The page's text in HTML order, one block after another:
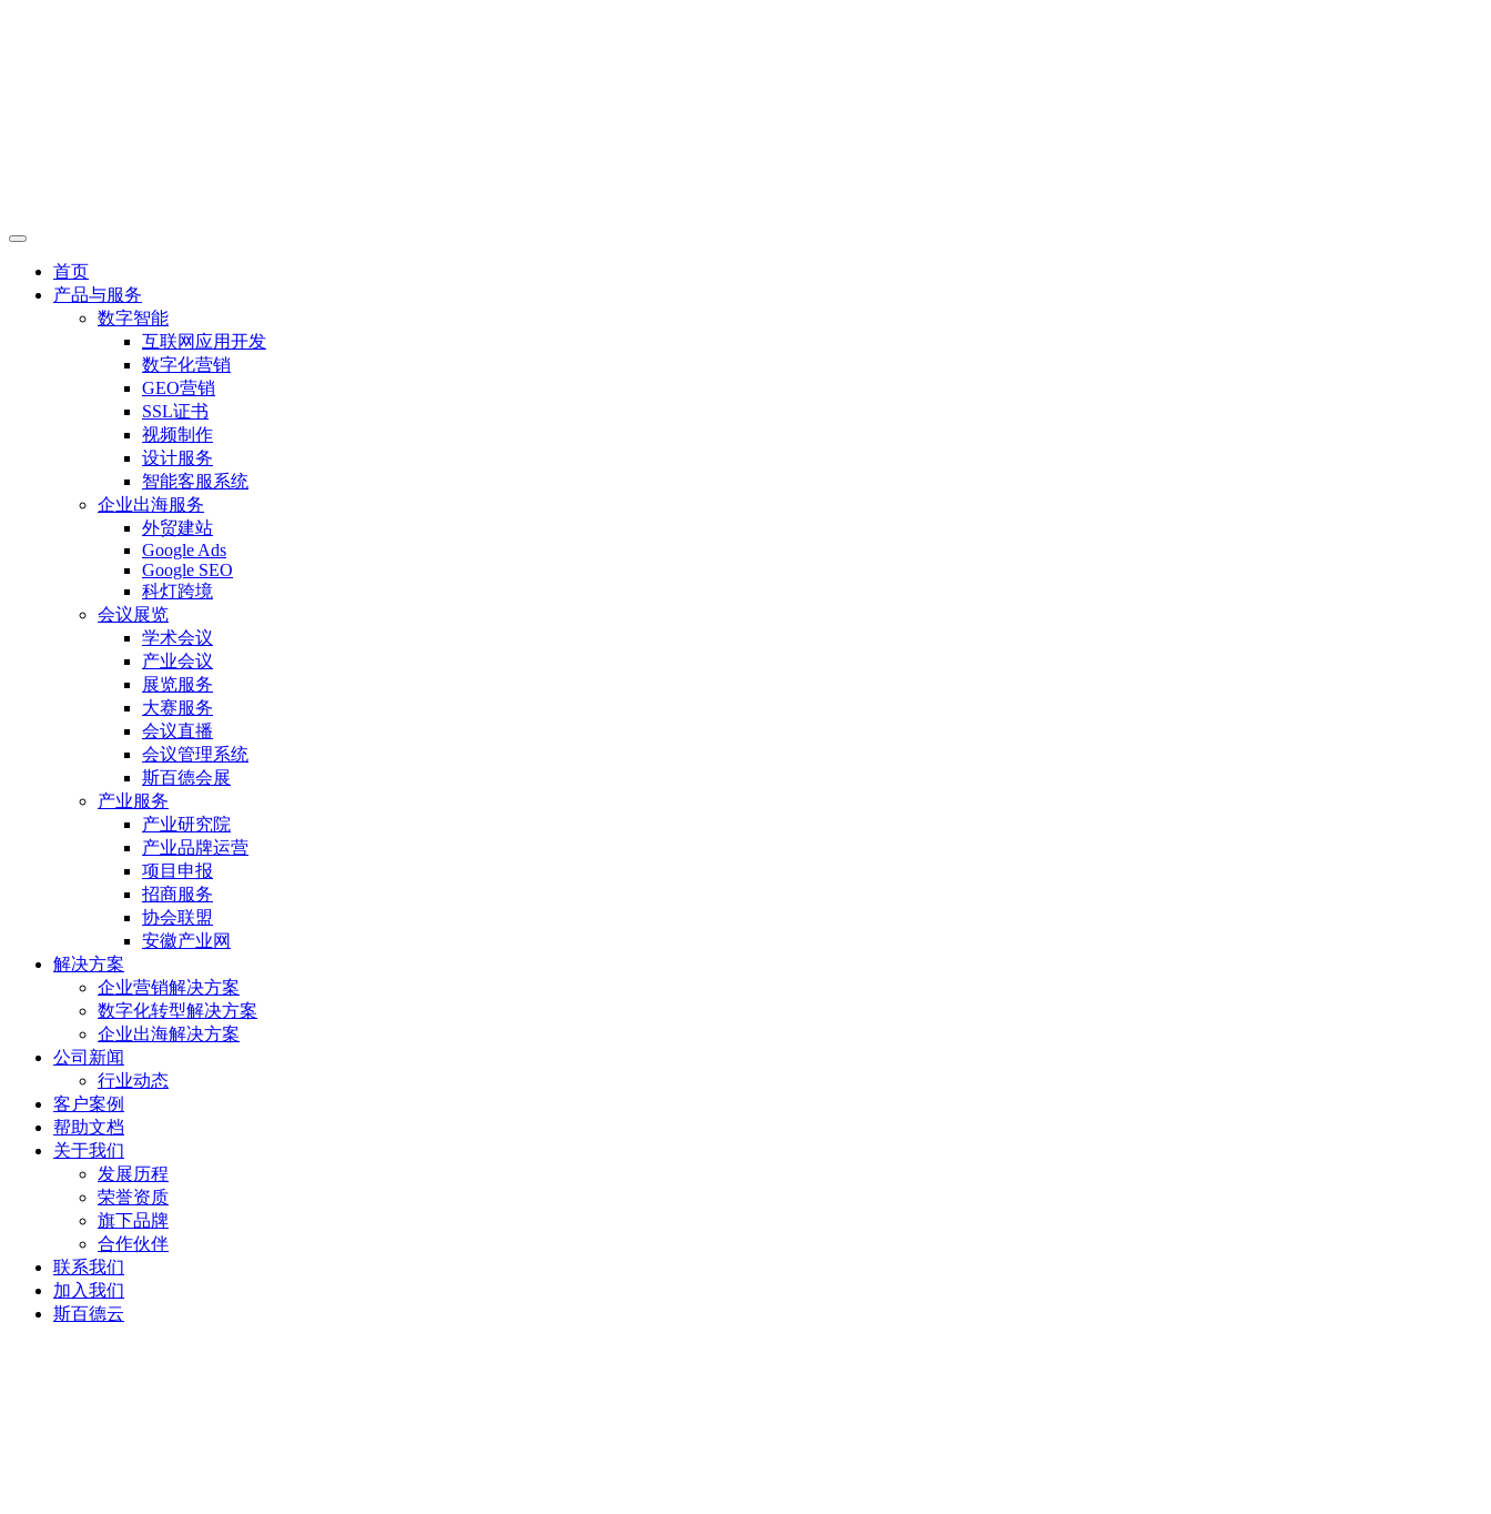
首页
产品与服务
数字智能
互联网应用开发
数字化营销
GEO营销
SSL证书
视频制作
设计服务
智能客服系统
企业出海服务
外贸建站
Google Ads
Google SEO
科灯跨境
会议展览
学术会议
产业会议
展览服务
大赛服务
会议直播
会议管理系统
斯百德会展
产业服务
产业研究院
产业品牌运营
项目申报
招商服务
协会联盟
安徽产业网
解决方案
企业营销解决方案
数字化转型解决方案
企业出海解决方案
公司新闻
行业动态
客户案例
帮助文档
关于我们
发展历程
荣誉资质
旗下品牌
合作伙伴
联系我们
加入我们
斯百德云